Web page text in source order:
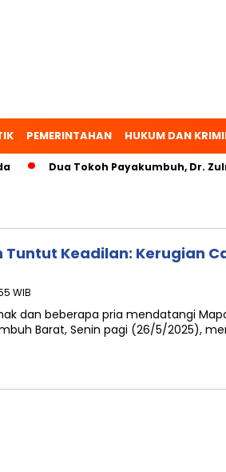
PEMERINTAHAN HUKUM DAN
Dua Tokoh Payakumbuh, Dr.
Keadilan: Kerugian
WIB
dan beberapa pria mendatangi
Barat, Senin pagi (26/5/2025),